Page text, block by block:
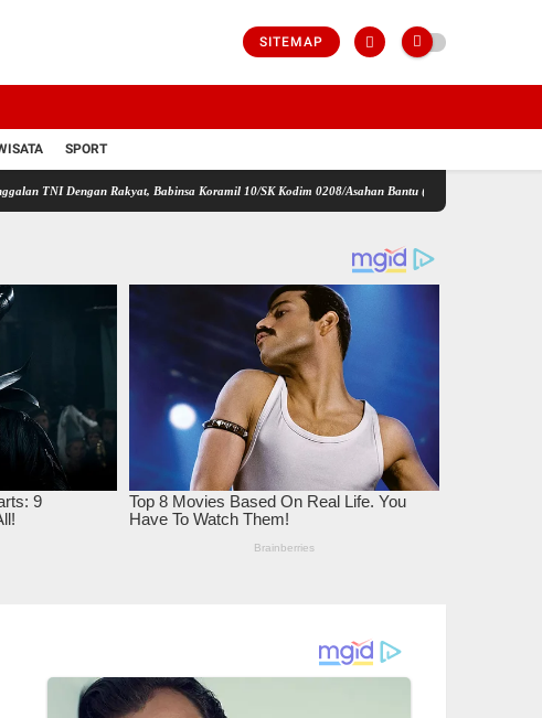
SITEMAP
SPORT
Rakyat, Babinsa Koramil 10/SK Kodim 0208/Asahan Bantu (Cor) Bangun Rumah Warga